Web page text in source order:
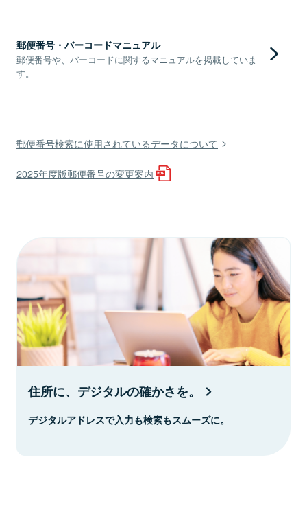
郵便番号・バーコードマニュアル
郵便番号や、バーコードに関するマニュアルを掲載していま
す。
郵便番号検索に使用されているデータについて
2025年度版郵便番号の変更案内
住所に、デジタルの確かさを。
デジタルアドレスで入力も検索もスムーズに。